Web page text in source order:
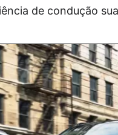
de condução